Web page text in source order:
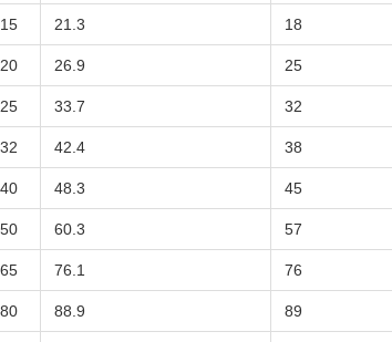
15 21.3 18
20 26.9 25
25 33.7 32
32 42.4 38
40 48.3 45
50 60.3 57
65 76.1 76
80 88.9 89